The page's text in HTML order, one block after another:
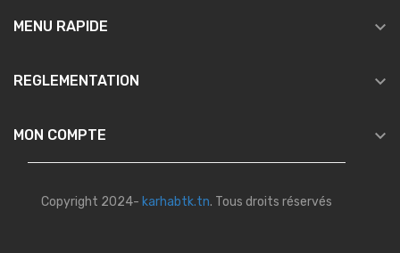
MENU RAPIDE 
REGLEMENTATION 
MON COMPTE 
Copyright 2024- karhabtk.tn. Tous droits réservés